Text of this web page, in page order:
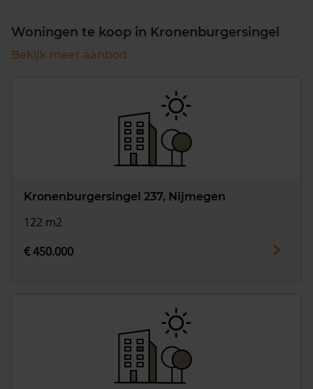
Woningen te koop in Kronenburgersingel
Bekijk meer aanbod
Kronenburgersingel 237, Nijmegen
122 m2
€ 450.000